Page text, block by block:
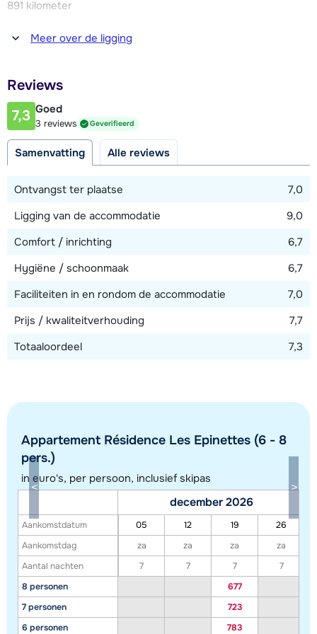
891 kilometer
Afstand tot winkel(s)
650 meter
160 meter
Afstand tot piste
100 meter
Toon alle accommodaties in dit gebied
exacte locatie kan enigszins afwijken.
Meer over de ligging
Reviews
7,3 Goed
3 reviews Geverifieerd
Samenvatting Alle reviews
Ontvangst ter plaatse
7,0
Ligging van de accommodatie
9,0
Comfort / inrichting
6,7
Hygiëne / schoonmaak
6,7
Faciliteiten in en rondom de accommodatie
7,0
Prijs / kwaliteitverhouding
7,7
Totaaloordeel
7,3
Appartement Résidence Les Epinettes (6 - 8
pers.)
in euro's, per persoon, inclusief skipas
Aankomstdatum
Aankomstdag
Aantal nachten
8 personen
7 personen
6 personen
december 2026
05 12 19
26
za
za za
za
7
7 7
7
677
723
783